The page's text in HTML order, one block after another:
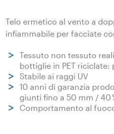
Telo ermetico al vento a
infiammabile per facciate
Tessuto non tessuto
bottiglie in PET
Stabile ai raggi UV
10 anni di garanzia
giunti fino a 50 mm / 40
Comportamento al